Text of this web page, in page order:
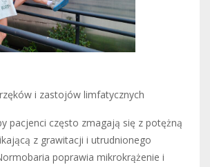
i zastojów limfatycznych
pacjenci często zmagają się z potężną
z grawitacji i utrudnionego
poprawia mikrokrążenie i